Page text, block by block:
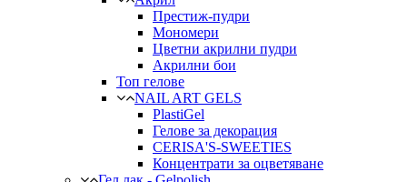
Престиж-пудри
Мономери
Цветни акрилни пудри
Акрилни бои
Топ гелове
NAIL ART GELS
PlastiGel
Гелове за декорация
CERISA'S-SWEETIES
Концентрати за оцветяване